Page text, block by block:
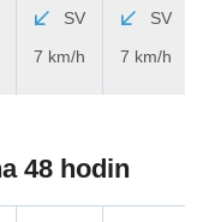
SV
7 km/h
SV
7 km/h
48 hodin